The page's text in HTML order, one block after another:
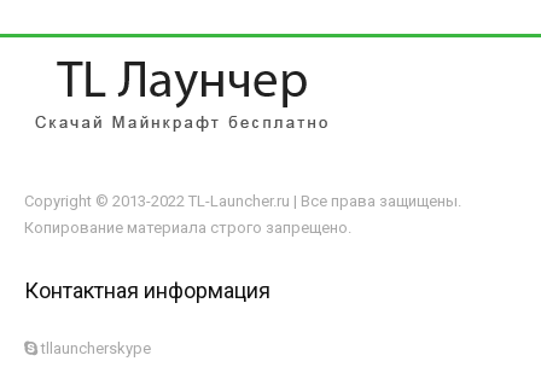
Copyright © 2013-2022 TL-Launcher.ru | Все права защищены.
Копирование материала строго запрещено.
Контактная информация
tllauncherskype